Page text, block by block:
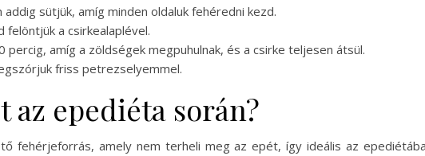
sütjük, amíg minden oldaluk fehéredni kezd.
felöntjük a csirkealaplével.
amíg a zöldségek megpuhulnak, és a csirke teljesen átsül.
friss petrezselyemmel.
epediéta során?
fehérjeforrás, amely nem terheli meg az epét, így ideális az